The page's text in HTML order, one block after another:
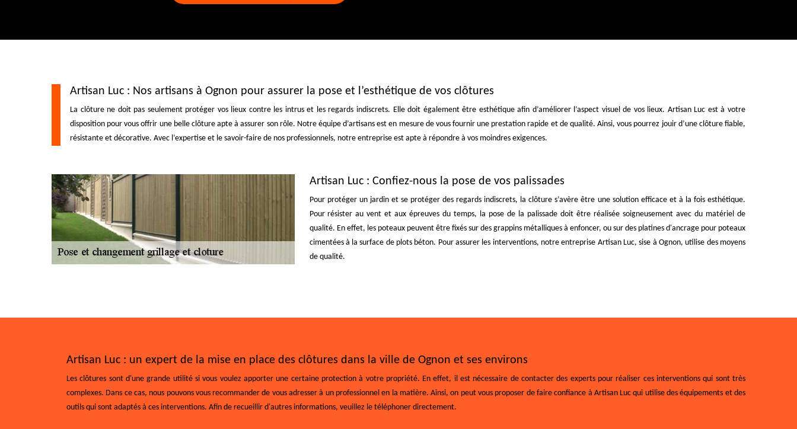
Artisan Luc : Nos artisans à Ognon pour assurer la pose et l’esthétique de vos clôtures
La clôture ne doit pas seulement protéger vos lieux contre les intrus et les regards indiscrets. Elle doit également être esthétique afin d’améliorer l’aspect visuel de vos lieux. Artisan Luc est à votre
disposition pour vous offrir une belle clôture apte à assurer son rôle. Notre équipe d’artisans est en mesure de vous fournir une prestation rapide et de qualité. Ainsi, vous pourrez jouir d’une clôture fiable,
résistante et décorative. Avec l’expertise et le savoir-faire de nos professionnels, notre entreprise est apte à répondre à vos moindres exigences.
Artisan Luc : Confiez-nous la pose de vos palissades
Pour protéger un jardin et se protéger des regards indiscrets, la clôture s’avère être une solution efficace et à la fois esthétique.
Pour résister au vent et aux épreuves du temps, la pose de la palissade doit être réalisée soigneusement avec du matériel de
qualité. En effet, les poteaux peuvent être fixés sur des grappins métalliques à enfoncer, ou sur des platines d'ancrage pour poteaux
cimentées à la surface de plots béton. Pour assurer les interventions, notre entreprise Artisan Luc, sise à Ognon, utilise des moyens
de qualité.
Artisan Luc : un expert de la mise en place des clôtures dans la ville de Ognon et ses environs
Les clôtures sont d'une grande utilité si vous voulez apporter une certaine protection à votre propriété. En effet, il est nécessaire de contacter des experts pour réaliser ces interventions qui sont très
complexes. Dans ce cas, nous pouvons vous recommander de vous adresser à un professionnel en la matière. Ainsi, on peut vous proposer de faire confiance à Artisan Luc qui utilise des équipements et des
outils qui sont adaptés à ces interventions. Afin de recueillir d'autres informations, veuillez le téléphoner directement.